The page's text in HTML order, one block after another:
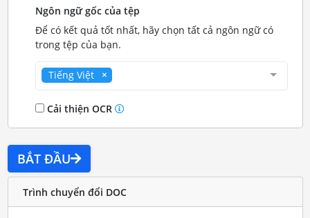
Ngôn ngữ gốc của tệp
Để có kết quả tốt nhất, hãy chọn tất cả ngôn ngữ có
trong tệp của bạn.
Tiếng Việt
Cải thiện OCR
BẮT ĐẦU
Trình chuyển đổi DOC